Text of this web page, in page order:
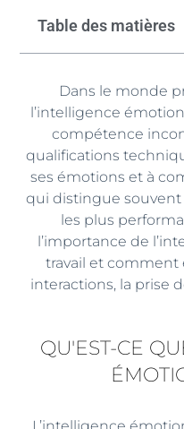
Table des matières
Dans le monde
l’intelligence
compétence
qualifications
ses émotions et à
qui distingue souvent
les plus
l’importance de
travail et comment
interactions, la prise
QU'EST-CE